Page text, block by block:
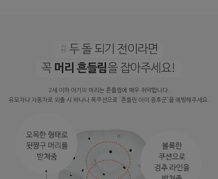
#두 돌 되기 전이라면
꼭 머리 흔들림을 잡아주세요!
2세 이하 아기의 머리는 흔들림에 매우 취약합니다.
유모차나 자동차로 외출 시 바나나 목쿠션으로 '흔들린 아이 증후군'을 예방해주세요.